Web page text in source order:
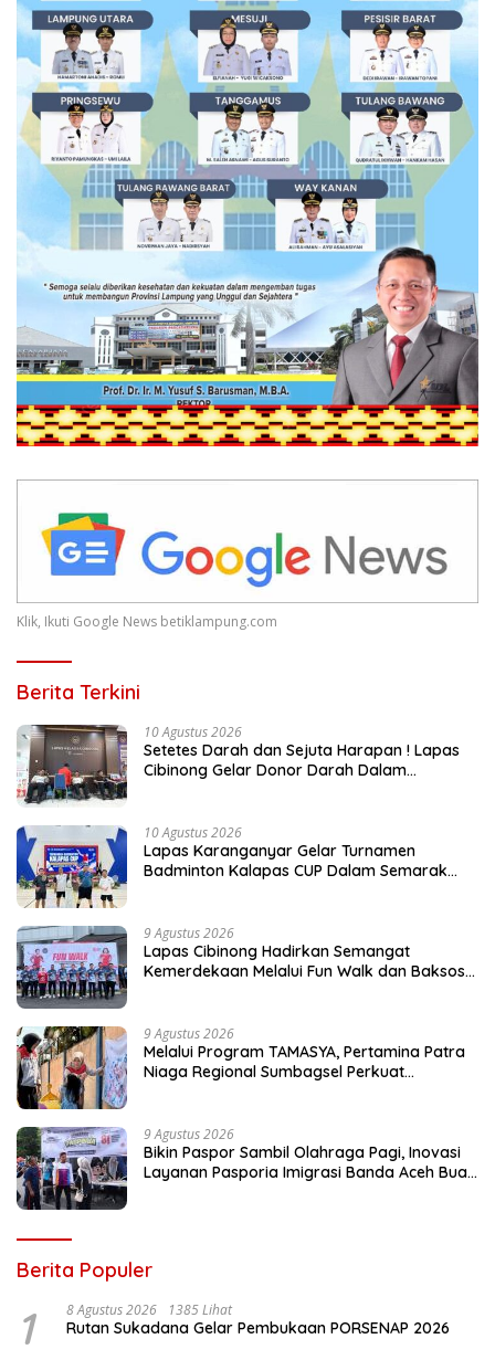
Klik, Ikuti Google News betiklampung.com
Berita Terkini
10 Agustus 2026
Setetes Darah dan Sejuta Harapan ! Lapas
Cibinong Gelar Donor Darah Dalam
10 Agustus 2026
Lapas Karanganyar Gelar Turnamen
Badminton Kalapas CUP Dalam Semarak
9 Agustus 2026
Lapas Cibinong Hadirkan Semangat
Kemerdekaan Melalui Fun Walk dan Baksos
9 Agustus 2026
Melalui Program TAMASYA, Pertamina Patra
Niaga Regional Sumbagsel Perkuat
9 Agustus 2026
Bikin Paspor Sambil Olahraga Pagi, Inovasi
Layanan Pasporia Imigrasi Banda Aceh Buat
Berita Populer
1 8 Agustus 2026 1385 Lihat
Rutan Sukadana Gelar Pembukaan PORSENAP 2026